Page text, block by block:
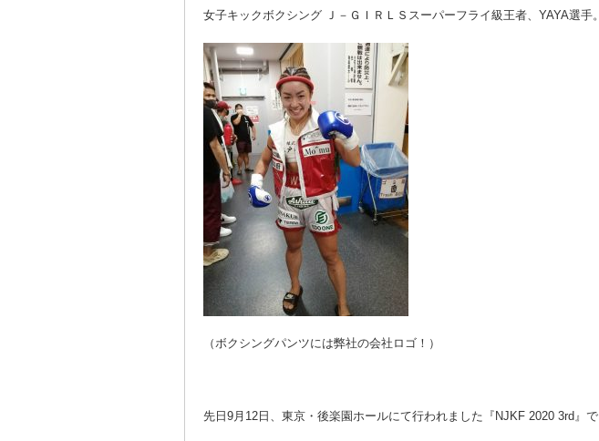
女子キックボクシング Ｊ－ＧＩＲＬＳスーパーフライ級王者、YAYA選手。
（ボクシングパンツには弊社の会社ロゴ！）
先日9月12日、東京・後楽園ホールにて行われました『NJKF 2020 3rd』で